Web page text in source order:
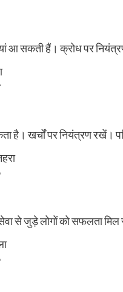
आ सकती हैं। क्रोध पर
है। खर्चों पर नियंत्रण रखें।
से जुड़े लोगों को सफलता